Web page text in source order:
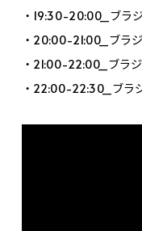
・19:30-20:00_ブラ
・20:00-21:00_ブラ
・21:00-22:00_ブラ
・22:00-22:30_ブラ